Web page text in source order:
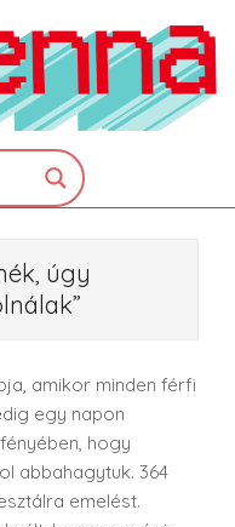
úgy
amikor minden férfi
egy napon
hogy
abbahagytuk. 364
emelést.